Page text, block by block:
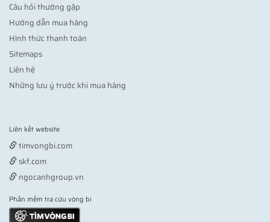
Câu hỏi thường gặp
Hướng dẫn mua hàng
Hình thức thanh toán
Sitemaps
Liên hệ
Những lưu ý trước khi mua hàng
Liên kết website
timvongbi.com
skf.com
ngocanhgroup.vn
Phần mềm tra cứu vòng bi